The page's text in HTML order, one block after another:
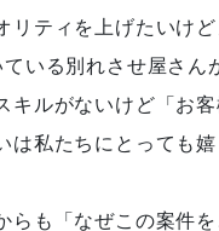
リティを上げたいけ
いる別れさせ屋さん
キルがないけど「お
は私たちにとっても
らも「なぜこの案件